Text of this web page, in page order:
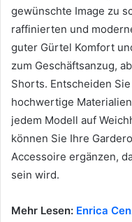
gewünschte Image zu
raffinierten und
guter Gürtel Komfort
zum Geschäftsanzug,
Shorts. Entscheiden
hochwertige
jedem Modell auf
können Sie Ihre
Accessoire ergänzen,
sein wird.
Mehr Lesen: Enrica